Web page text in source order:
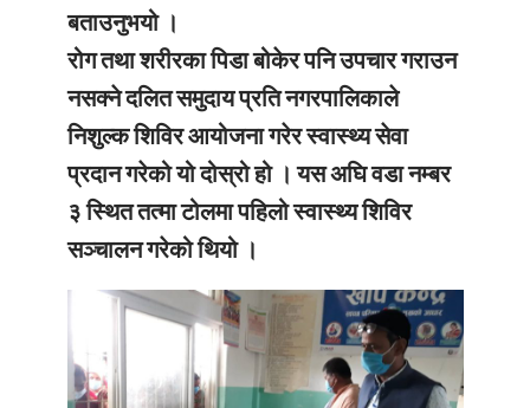
बताउनुभयो ।
रोग तथा शरीरका पिडा बोकेर पनि उपचार गराउन
नसक्ने दलित समुदाय प्रति नगरपालिकाले
निशुल्क शिविर आयोजना गरेर स्वास्थ्य सेवा
प्रदान गरेको यो दोस्रो हो । यस अघि वडा नम्बर
३ स्थित तत्मा टोलमा पहिलो स्वास्थ्य शिविर
सञ्चालन गरेको थियो ।